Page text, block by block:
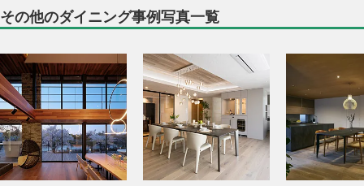
その他のダイニング事例写真一覧